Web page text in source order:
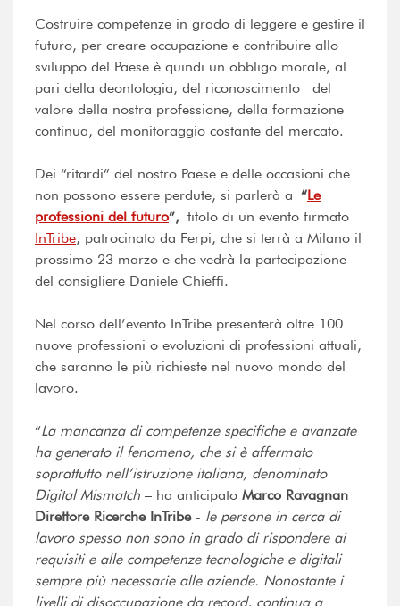
Costruire competenze in grado di leggere e gestire il
futuro, per creare occupazione e contribuire allo
sviluppo del Paese è quindi un obbligo morale, al
pari della deontologia, del riconoscimento del
valore della nostra professione, della formazione
continua, del monitoraggio costante del mercato.
Dei “ritardi” del nostro Paese e delle occasioni che
non possono essere perdute, si parlerà a “Le
professioni del futuro”, titolo di un evento firmato
InTribe, patrocinato da Ferpi, che si terrà a Milano il
prossimo 23 marzo e che vedrà la partecipazione
del consigliere Daniele Chieffi.
Nel corso dell’evento InTribe presenterà oltre 100
nuove professioni o evoluzioni di professioni attuali,
che saranno le più richieste nel nuovo mondo del
lavoro.
“La mancanza di competenze specifiche e avanzate
ha generato il fenomeno, che si è affermato
soprattutto nell’istruzione italiana, denominato
Digital Mismatch – ha anticipato Marco Ravagnan
Direttore Ricerche InTribe- le persone in cerca di
lavoro spesso non sono in grado di rispondere ai
requisiti e alle competenze tecnologiche e digitali
sempre più necessarie alle aziende. Nonostante i
livelli di disoccupazione da record, continua a